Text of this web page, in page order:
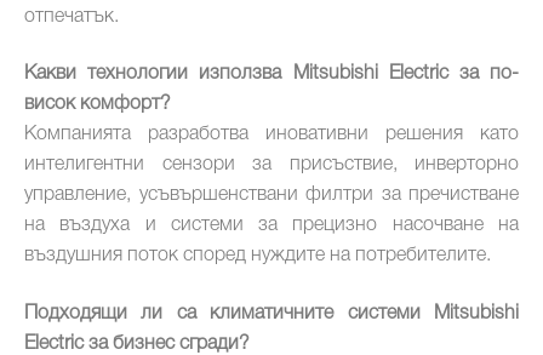
отпечатък.
Какви технологии използва Mitsubishi Electric за по-
висок комфорт?
Компанията разработва иновативни решения като
интелигентни сензори за присъствие, инверторно
управление, усъвършенствани филтри за пречистване
на въздуха и системи за прецизно насочване на
въздушния поток според нуждите на потребителите.
Подходящи ли са климатичните системи Mitsubishi
Electric за бизнес сгради?